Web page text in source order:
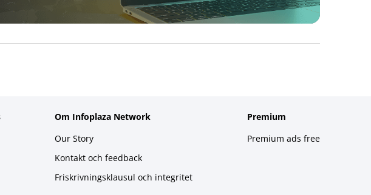
Om Infoplaza Network
Our Story
Kontakt och feedback
Friskrivningsklausul och integritet
Premium
Premium ads free